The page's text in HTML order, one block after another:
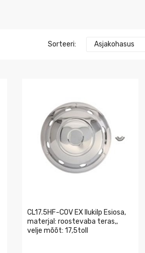
Sorteeri: Asjakohasus
CL17.5HF-COV EX Ilukilp Esiosa,
materjal: roostevaba teras,,
velje mõõt: 17,5toll